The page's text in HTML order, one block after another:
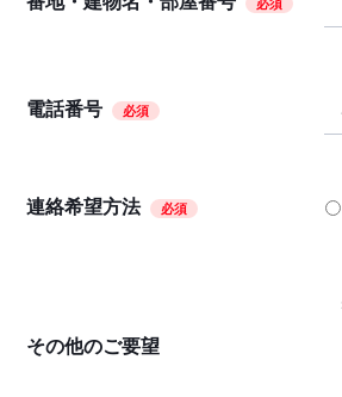
必須
電話番号 必須
連絡希望方法 必須
その他のご要望